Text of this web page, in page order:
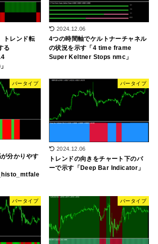
トレンド転
る
2024.12.06
4つの時間軸でケルトナーチャネル
の状況を示す「4 time frame
Super Keltner Stops nmc」
バータイプ
分かりやす
バータイプ
2024.12.06
トレンドの向きをチャート下のバ
ーで示す「Deep Bar Indicator」
バータイプ バータイプ